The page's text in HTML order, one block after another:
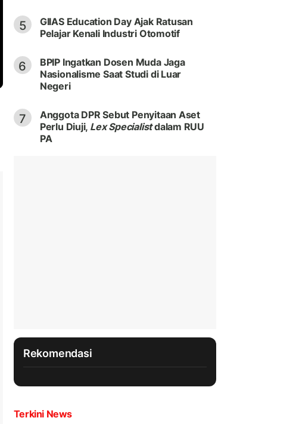
5
GIIAS Education Day Ajak Ratusan
Pelajar Kenali Industri Otomotif
6
BPIP Ingatkan Dosen Muda Jaga
Nasionalisme Saat Studi di Luar
Negeri
7
Anggota DPR Sebut Penyitaan Aset
Perlu Diuji, Lex Specialistdalam RUU
PA
Rekomendasi
Terkini News